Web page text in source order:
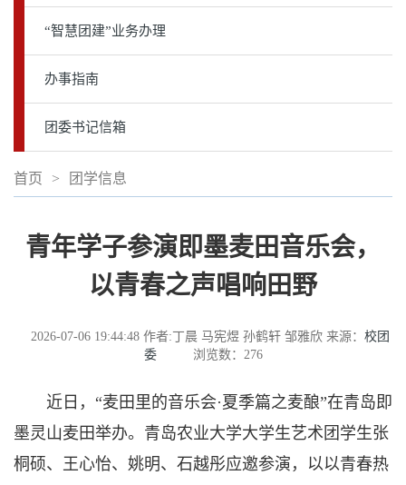
“智慧团建”业务办理
办事指南
团委书记信箱
首页 > 团学信息
青年学子参演即墨麦田音乐会，
以青春之声唱响田野
2026-07-06 19:44:48 作者:丁晨 马宪煜 孙鹤轩 邹雅欣 来源： 校团
委
浏览数： 276
近日，“麦田里的音乐会·夏季篇之麦酿”在青岛即
墨灵山麦田举办。青岛农业大学大学生艺术团学生张
桐硕、王心怡、姚明、石越彤应邀参演，以以青春热